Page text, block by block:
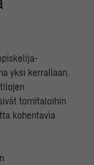
yksi kerrallaan.
tornitaloihin
kohentavia